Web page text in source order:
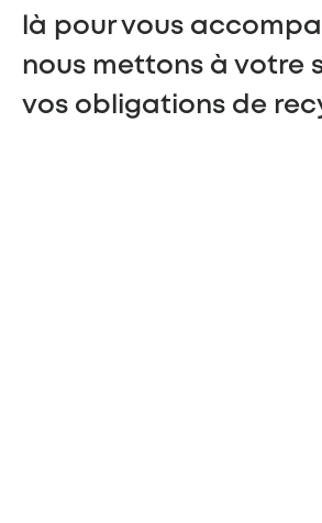
là pour vous
nous mettons à votre
vos obligations de